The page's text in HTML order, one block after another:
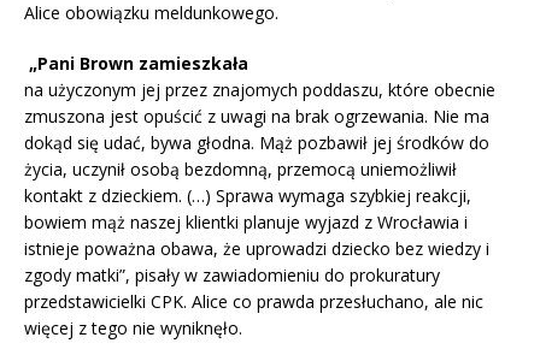
Alice obowiązku meldunkowego.
„Pani Brown zamieszkała
na użyczonym jej przez znajomych poddaszu, które obecnie
zmuszona jest opuścić z uwagi na brak ogrzewania. Nie ma
dokąd się udać, bywa głodna. Mąż pozbawił jej środków do
życia, uczynił osobą bezdomną, przemocą uniemożliwił
kontakt z dzieckiem. (…) Sprawa wymaga szybkiej reakcji,
bowiem mąż naszej klientki planuje wyjazd z Wrocławia i
istnieje poważna obawa, że uprowadzi dziecko bez wiedzy i
zgody matki”, pisały w zawiadomieniu do prokuratury
przedstawicielki CPK. Alice co prawda przesłuchano, ale nic
więcej z tego nie wyniknęło.